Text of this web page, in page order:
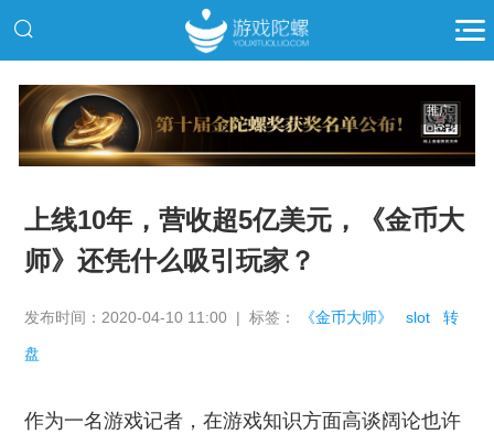
推广
上线10年，营收超5亿美元，《金币大
师》还凭什么吸引玩家？
发布时间：2020-04-10 11:00 | 标签： 《金币大师》 slot 转
盘
作为一名游戏记者，在游戏知识方面高谈阔论也许